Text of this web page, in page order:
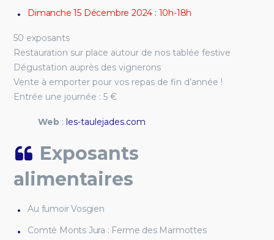
Dimanche 15 Décembre 2024 : 10h-18h
50 exposants
Restauration sur place autour de nos tablée festive
Dégustation auprès des vignerons
Vente à emporter pour vos repas de fin d’année !
Entrée une journée : 5 €
Web : les-taulejades.com
Exposants
alimentaires
Au fumoir Vosgien
Comté Monts Jura : Ferme des Marmottes